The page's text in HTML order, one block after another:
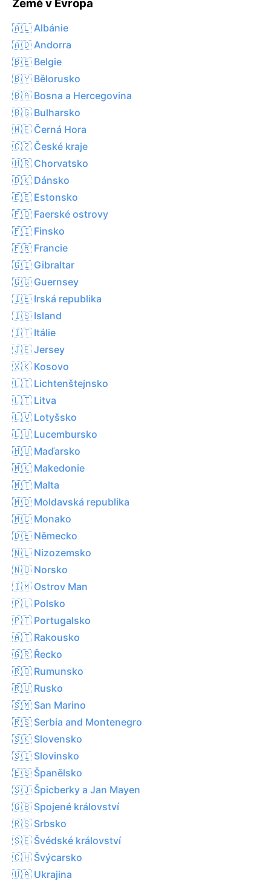
Země v Evropa
🇦🇱 Albánie
🇦🇩 Andorra
🇧🇪 Belgie
🇧🇾 Bělorusko
🇧🇦 Bosna a Hercegovina
🇧🇬 Bulharsko
🇲🇪 Černá Hora
🇨🇿 České kraje
🇭🇷 Chorvatsko
🇩🇰 Dánsko
🇪🇪 Estonsko
🇫🇴 Faerské ostrovy
🇫🇮 Finsko
🇫🇷 Francie
🇬🇮 Gibraltar
🇬🇬 Guernsey
🇮🇪 Irská republika
🇮🇸 Island
🇮🇹 Itálie
🇯🇪 Jersey
🇽🇰 Kosovo
🇱🇮 Lichtenštejnsko
🇱🇹 Litva
🇱🇻 Lotyšsko
🇱🇺 Lucembursko
🇭🇺 Maďarsko
🇲🇰 Makedonie
🇲🇹 Malta
🇲🇩 Moldavská republika
🇲🇨 Monako
🇩🇪 Německo
🇳🇱 Nizozemsko
🇳🇴 Norsko
🇮🇲 Ostrov Man
🇵🇱 Polsko
🇵🇹 Portugalsko
🇦🇹 Rakousko
🇬🇷 Řecko
🇷🇴 Rumunsko
🇷🇺 Rusko
🇸🇲 San Marino
🇷🇸 Serbia and Montenegro
🇸🇰 Slovensko
🇸🇮 Slovinsko
🇪🇸 Španělsko
🇸🇯 Špicberky a Jan Mayen
🇬🇧 Spojené království
🇷🇸 Srbsko
🇸🇪 Švédské království
🇨🇭 Švýcarsko
🇺🇦 Ukrajina